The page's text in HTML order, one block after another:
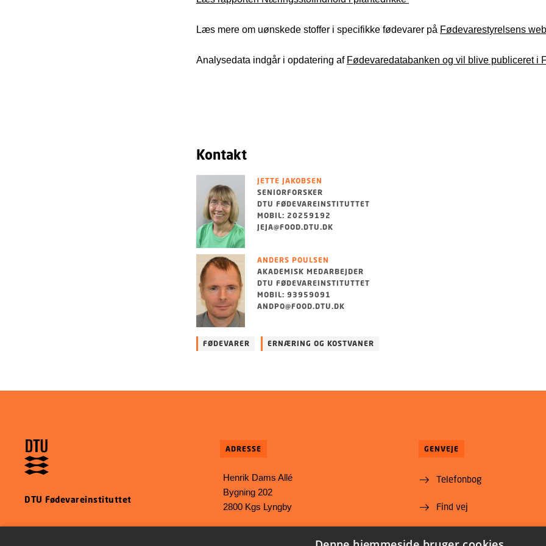
Læs mere om uønskede stoffer i specifikke fødevarer på Fødevarestyrelsens
Analysedata indgår i opdatering af Fødevaredatabanken og vil blive publiceret i
Kontakt
JETTE JAKOBSEN
SENIORFORSKER
DTU FØDEVAREINSTITUTTET
MOBIL: 20259192
JEJA@FOOD.DTU.DK
ANDERS POULSEN
AKADEMISK MEDARBEJDER
DTU FØDEVAREINSTITUTTET
MOBIL: 93959091
ANDPO@FOOD.DTU.DK
FØDEVARER ERNÆRING OG KOSTVANER
DTU Fødevareinstituttet
ADRESSE
Henrik Dams Allé
Bygning 202
2800 Kgs Lyngby
GENVEJE
Telefonbog
Find vej